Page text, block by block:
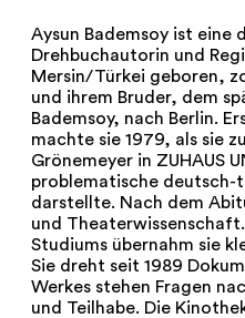
Aysun Bademsoy ist eine
Drehbuchautorin und
Mersin/Türkei geboren,
und ihrem Bruder, dem
Bademsoy, nach Berlin.
machte sie 1979, als sie
Grönemeyer in ZUHAUS
problematische deutsch-
darstellte. Nach dem
und
Studiums übernahm sie
Sie dreht seit 1989
Werkes stehen Fragen
und Teilhabe. Die